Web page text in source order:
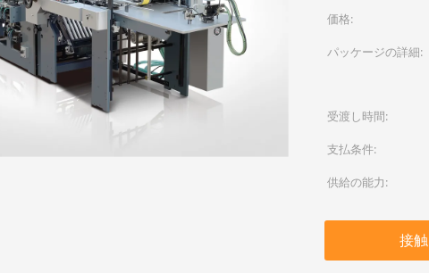
価格:
パッケージの詳細:
受渡し時間:
支払条件:
供給の能力:
接触